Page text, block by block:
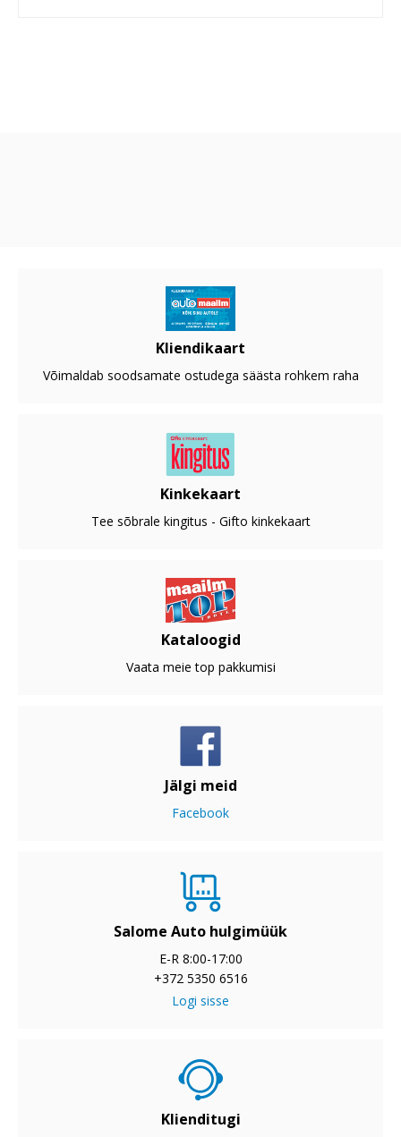
Kliendikaart
Võimaldab soodsamate ostudega säästa rohkem raha
Kinkekaart
Tee sõbrale kingitus - Gifto kinkekaart
Kataloogid
Vaata meie top pakkumisi
Jälgi meid
Facebook
Salome Auto hulgimüük
E-R 8:00-17:00
+372 5350 6516
Logi sisse
Klienditugi